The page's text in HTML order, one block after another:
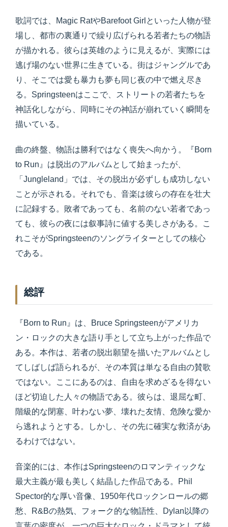
歌詞では、Magic RatやBarefoot Girlといった人物が登
場し、都市の裏通りで繰り広げられる若者たちの物語
が描かれる。彼らは英雄のように見えるが、実際には
逃げ場のない世界に生きている。街はジャングルであ
り、そこでは愛も暴力も夢も同じ夜の中で燃え尽き
る。Springsteenはここで、ストリートの若者たちを
神話化しながら、同時にその神話が崩れていく瞬間を
描いている。
曲の終盤、物語は勝利ではなく喪失へ向かう。『Born
to Run』は脱出のアルバムとして始まったが、
「Jungleland」では、その脱出が必ずしも成功しない
ことが示される。それでも、音楽は彼らの存在を壮大
に記録する。敗者であっても、名前のない若者であっ
ても、彼らの夜には叙事詩に値する美しさがある。こ
れこそがSpringsteenのソングライターとしての核心
である。
総評
『Born to Run』は、Bruce Springsteenがアメリカ
ン・ロックの大きな語り手として立ち上がった作品で
ある。本作は、若者の脱出願望を描いたアルバムとし
てしばしば語られるが、その本質は単なる自由の賛歌
ではない。ここにあるのは、自由を求めざるを得ない
ほど切迫した人々の物語である。彼らは、退屈な町、
階級的な閉塞、叶わない夢、壊れた友情、危険な愛か
ら逃れようとする。しかし、その先に確実な救済があ
るわけではない。
音楽的には、本作はSpringsteenのロマンティックな
最大主義が最も美しく結晶した作品である。Phil
Spector的な厚い音像、1950年代ロックンロールの郷
愁、R&Bの熱気、フォーク的な物語性、Dylan以降の